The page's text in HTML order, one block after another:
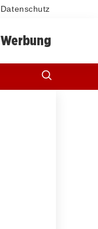
Datenschutz
Werbung